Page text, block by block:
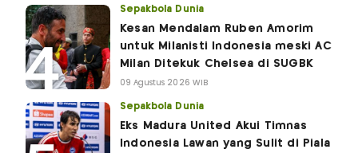
Sepakbola Dunia
Kesan Mendalam Ruben Amorim
untuk Milanisti Indonesia meski AC
Milan Ditekuk Chelsea di SUGBK
09 Agustus 2026 WIB
Sepakbola Dunia
Eks Madura United Akui Timnas
Indonesia Lawan yang Sulit di Piala